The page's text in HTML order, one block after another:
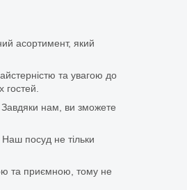
асортимент, який
та увагою до
нам, ви зможете
Наш посуд не тільки
та приємною, тому не